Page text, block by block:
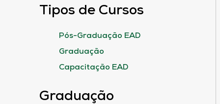
Tipos de Cursos
Pós-Graduação EAD
Graduação
Capacitação EAD
Graduação